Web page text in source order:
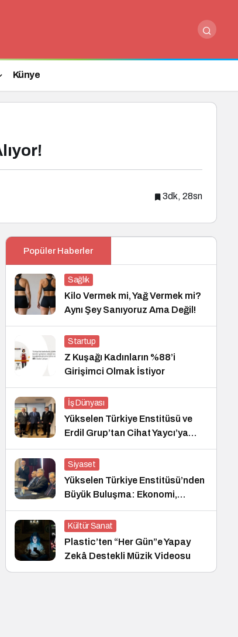
Künye
3dk, 28sn
Popüler Haberler
Sağlık
Kilo Vermek mi, Yağ Vermek mi?
Aynı Şey Sanıyoruz Ama Değil!
Startup
Z Kuşağı Kadınların %88’i
Girişimci Olmak İstiyor
İş Dünyası
Yükselen Türkiye Enstitüsü ve
Erdil Grup’tan Cihat Yaycı’ya
Anlamlı Ziyaret
Siyaset
Yükselen Türkiye Enstitüsü’nden
Büyük Buluşma: Ekonomi,
Güvenlik Politikaları ve Hukuk
Konferansı
Kültür Sanat
Plastic’ten “Her Gün”e Yapay
Zekâ Destekli Müzik Videosu